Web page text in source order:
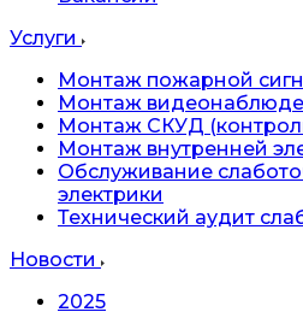
Услуги
Монтаж пожарной
Монтаж
Монтаж СКУД
Монтаж внутренней
Обслуживание
электрики
Технический аудит
Новости
2025